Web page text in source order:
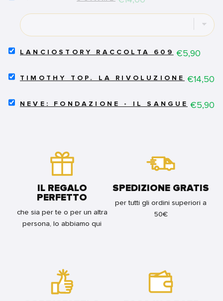
FOR
BUNDLE
SELECT
609
LANCIOSTORY RACCOLTA 609 Price
€5,90
SELECT
LA
TIMOTHY TOP. LA RIVOLUZIONE Price
€14,50
SELECT
INNOCENTI
NEVE: FONDAZIONE - IL SANGUE Price
€5,90
IL REGALO
PERFETTO
che sia per te o per un altra
persona, lo abbiamo qui
SPEDIZIONE GRATIS
per tutti gli ordini superiori a
50€